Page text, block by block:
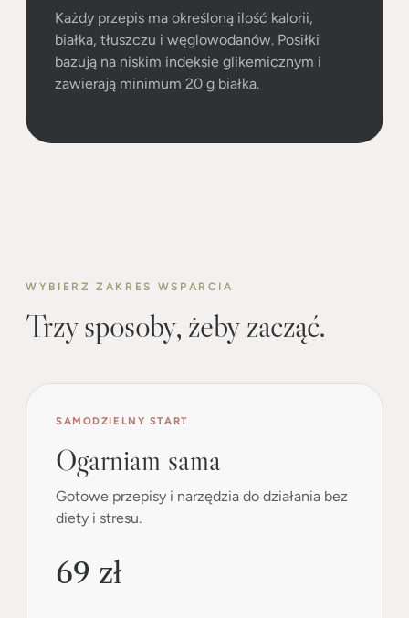
Każdy przepis ma określoną ilość kalorii,
białka, tłuszczu i węglowodanów. Posiłki
bazują na niskim indeksie glikemicznym i
zawierają minimum 20 g białka.
WYBIERZ ZAKRES WSPARCIA
Trzy sposoby, żeby zacząć.
SAMODZIELNY START
Ogarniam sama
Gotowe przepisy i narzędzia do działania bez
diety i stresu.
69 zł